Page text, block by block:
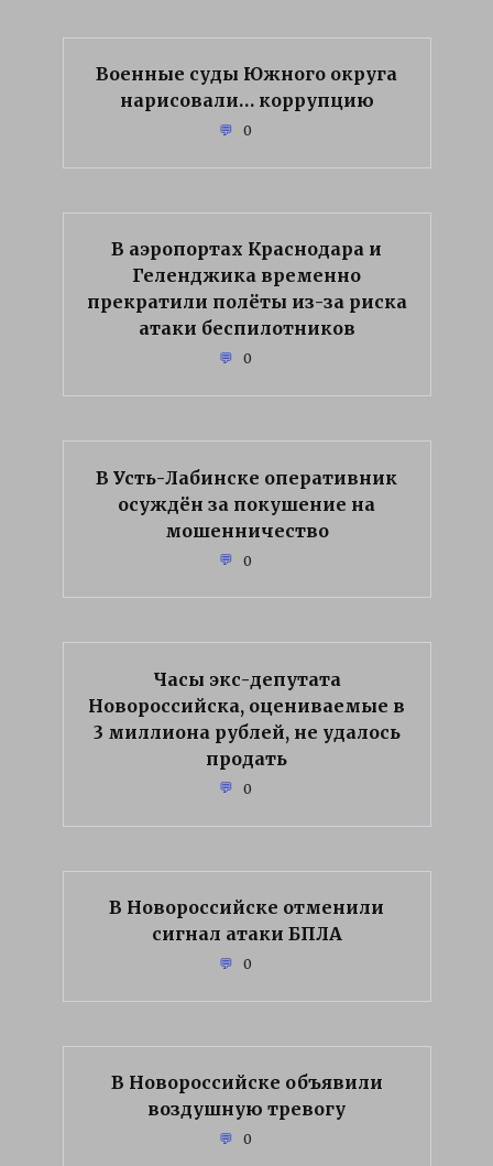
Военные суды Южного округа
нарисовали… коррупцию
0
В аэропортах Краснодара и
Геленджика временно
прекратили полёты из-за риска
атаки беспилотников
0
В Усть-Лабинске оперативник
осуждён за покушение на
мошенничество
0
Часы экс-депутата
Новороссийска, оцениваемые в
3 миллиона рублей, не удалось
продать
0
В Новороссийске отменили
сигнал атаки БПЛА
0
В Новороссийске объявили
воздушную тревогу
0